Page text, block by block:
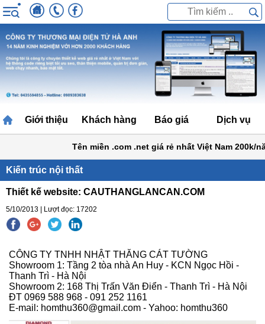
Giới thiệu Khách hàng Báo giá Dịch vụ
Tên miền .com .net giá rẻ nhất Việt Nam 200k/năm
Kiến trúc nội thất
Thiết kế website: CAUTHANGLANCAN.COM
5/10/2013 | Lượt đọc: 17202
CÔNG TY TNHH NHẬT THĂNG CÁT TƯỜNG
Showroom 1: Tầng 2 tòa nhà An Huy - KCN Ngọc Hồi -
Thanh Trì - Hà Nội
Showroom 2: 168 Thị Trấn Văn Điển - Thanh Trì - Hà Nội
ĐT 0969 588 968 - 091 252 1161
E-mail: homthu360@gmail.com - Yahoo: homthu360